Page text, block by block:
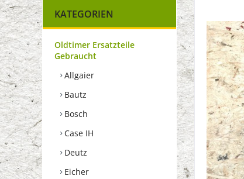
KATEGORIEN
Oldtimer Ersatzteile
Gebraucht
Allgaier
Bautz
Bosch
Case IH
Deutz
Eicher